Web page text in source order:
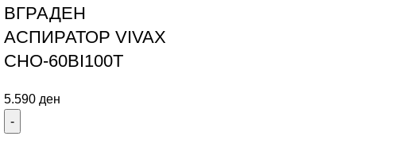
ВГРАДЕН
АСПИРАТОР VIVAX
CHO-60BI100T
5.590 ден